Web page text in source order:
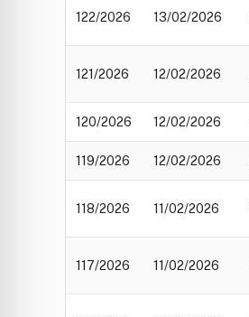
122/2026 13/02/2026
121/2026 12/02/2026
120/2026 12/02/2026
119/2026 12/02/2026
118/2026 11/02/2026
117/2026 11/02/2026